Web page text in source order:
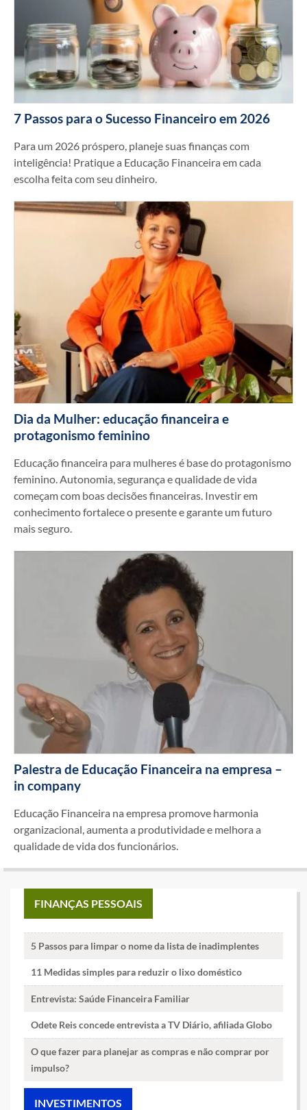
7 Passos para o Sucesso Financeiro em 2026
Para um 2026 próspero, planeje suas finanças com
inteligência! Pratique a Educação Financeira em cada
escolha feita com seu dinheiro.
Dia da Mulher: educação financeira e
protagonismo feminino
Educação financeira para mulheres é base do protagonismo
feminino. Autonomia, segurança e qualidade de vida
começam com boas decisões financeiras. Investir em
conhecimento fortalece o presente e garante um futuro
mais seguro.
Palestra de Educação Financeira na empresa –
in company
Educação Financeira na empresa promove harmonia
organizacional, aumenta a produtividade e melhora a
qualidade de vida dos funcionários.
FINANÇAS PESSOAIS
5 Passos para limpar o nome da lista de inadimplentes
11 Medidas simples para reduzir o lixo doméstico
Entrevista: Saúde Financeira Familiar
Odete Reis concede entrevista a TV Diário, afiliada Globo
O que fazer para planejar as compras e não comprar por
impulso?
INVESTIMENTOS